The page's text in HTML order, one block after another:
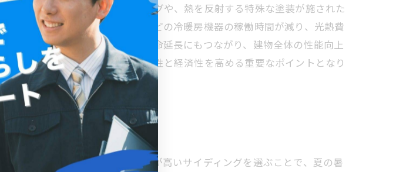
熱材を組み合わせたサイディングや、熱を反射する特殊な塗装が施された
ます。結果として、エアコンなどの冷暖房機器の稼働時間が減り、光熱費
ことで、結露の防止や外壁の寿命延長にもつながり、建物全体の性能向上
装を選ぶことが、住まいの快適性と経済性を高める重要なポイントとなり
役割を担っています。断熱性能が高いサイディングを選ぶことで、夏の暑